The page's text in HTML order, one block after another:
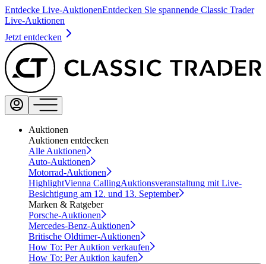
Entdecke Live-AuktionenEntdecken Sie spannende Classic Trader
Live-Auktionen
Jetzt entdecken
Auktionen
Auktionen entdecken
Alle Auktionen
Auto-Auktionen
Motorrad-Auktionen
HighlightVienna CallingAuktionsveranstaltung mit Live-
Besichtigung am 12. und 13. September
Marken & Ratgeber
Porsche-Auktionen
Mercedes-Benz-Auktionen
Britische Oldtimer-Auktionen
How To: Per Auktion verkaufen
How To: Per Auktion kaufen